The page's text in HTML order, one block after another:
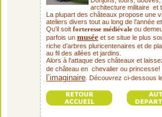
architecture militaire et
La plupart des châteaux propose une
ateliers divers tout au long de l’année
Qu’il soit forteresse médiévale ou
parfois un musée et se situe le plus
riche d’arbres pluricentenaires et de
au fil des allées et jardins.
Alors à l'attaque des châteaux et
de château en chevalier ou princesse!
l’imaginaire Découvrez ci-dessous